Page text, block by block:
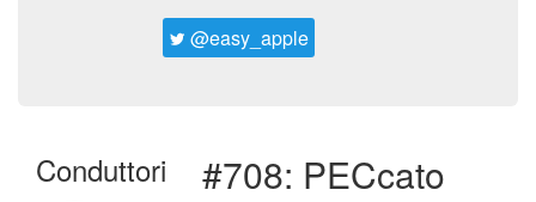
@easy_apple
Conduttori #708: PECcato